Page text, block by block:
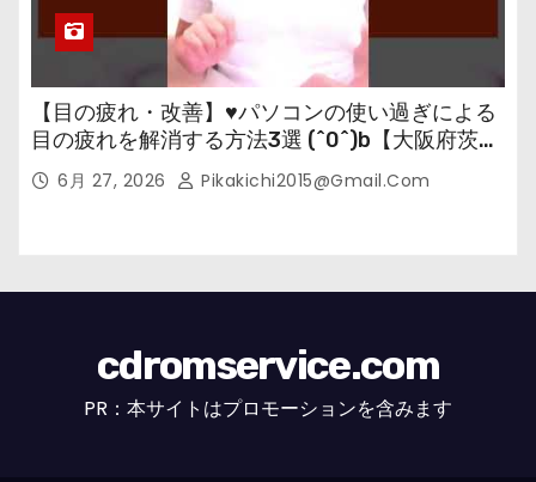
【目の疲れ・改善】♥パソコンの使い過ぎによる
目の疲れを解消する方法3選 (^0^)b【大阪府茨木
市の女性・美容鍼灸・整体師が教えます。】
6月 27, 2026 Pikakichi2015@gmail.com
cdromservice.com
PR：本サイトはプロモーションを含みます